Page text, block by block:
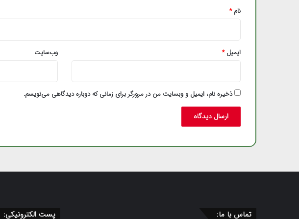
نام*
ایمیل* وب‌سایت
ذخیره نام، ایمیل و وبسایت من در مرورگر برای زمانی که دوباره دیدگاهی می‌نویسم.
تماس با ما: پست الکترونیکی: